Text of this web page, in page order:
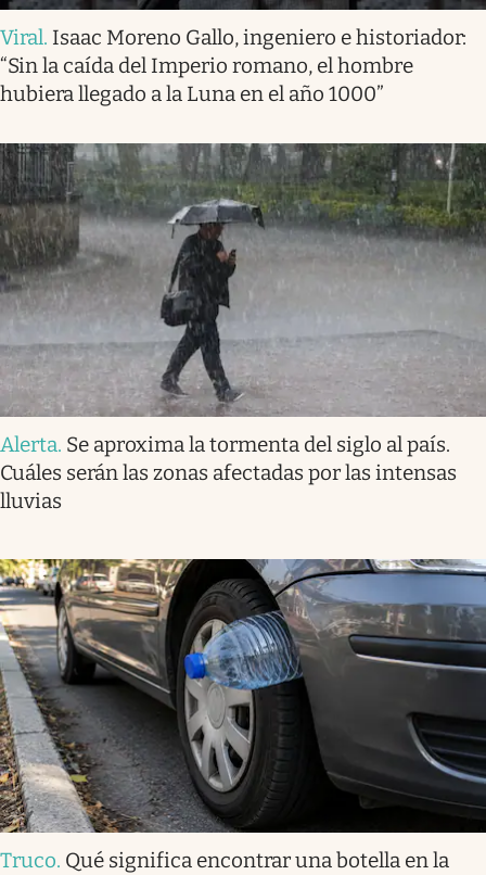
Viral. Isaac Moreno Gallo, ingeniero e historiador:
“Sin la caída del Imperio romano, el hombre
hubiera llegado a la Luna en el año 1000”
Alerta. Se aproxima la tormenta del siglo al país.
Cuáles serán las zonas afectadas por las intensas
lluvias
Truco. Qué significa encontrar una botella en la